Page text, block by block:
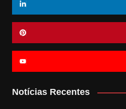
Notícias Recentes